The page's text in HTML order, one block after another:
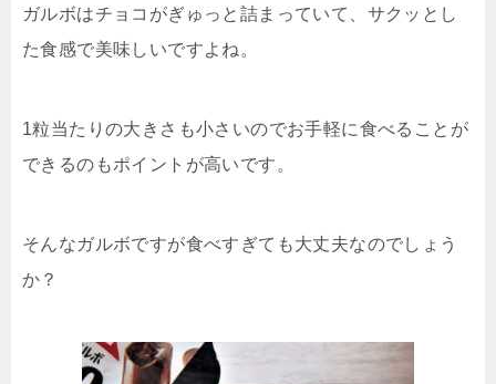
ガルボはチョコがぎゅっと詰まっていて、サクッとし
た食感で美味しいですよね。
1粒当たりの大きさも小さいのでお手軽に食べることが
できるのもポイントが高いです。
そんなガルボですが食べすぎても大丈夫なのでしょう
か？